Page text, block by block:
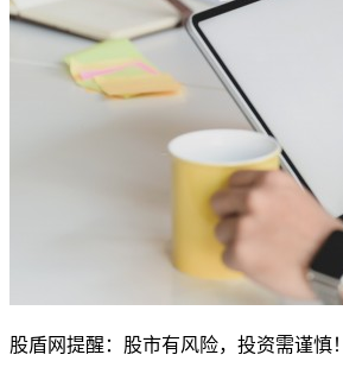
股盾网提醒：股市有风险，投资需谨慎！